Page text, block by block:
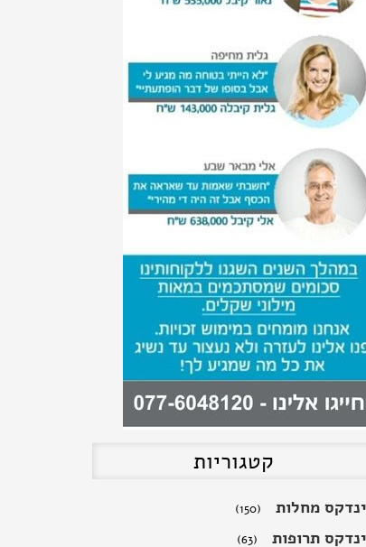
איפה מותר ואיפה אסור
לחנות עם תו נכה?
קצבת נכות לעקרת בית
חנית בחניית נכה בלי תו
נכה? משרד התחבורה ישיק
אפליקציה שתקשה על
חונים שלא כדין להתחמק
בשם: "חניתי"
קטגוריות
מחלות (150)
תרופות (63)